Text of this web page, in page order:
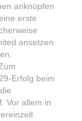
anknüpfen
erste
ansetzen
Erfolg beim
Vor allem in